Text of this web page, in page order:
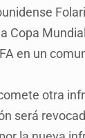
Copa
en un
otra
será